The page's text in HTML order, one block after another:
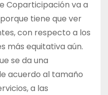
Coparticipación va a
tiene que ver
con respecto a los
más equitativa aún.
se da una
acuerdo al tamaño
a las